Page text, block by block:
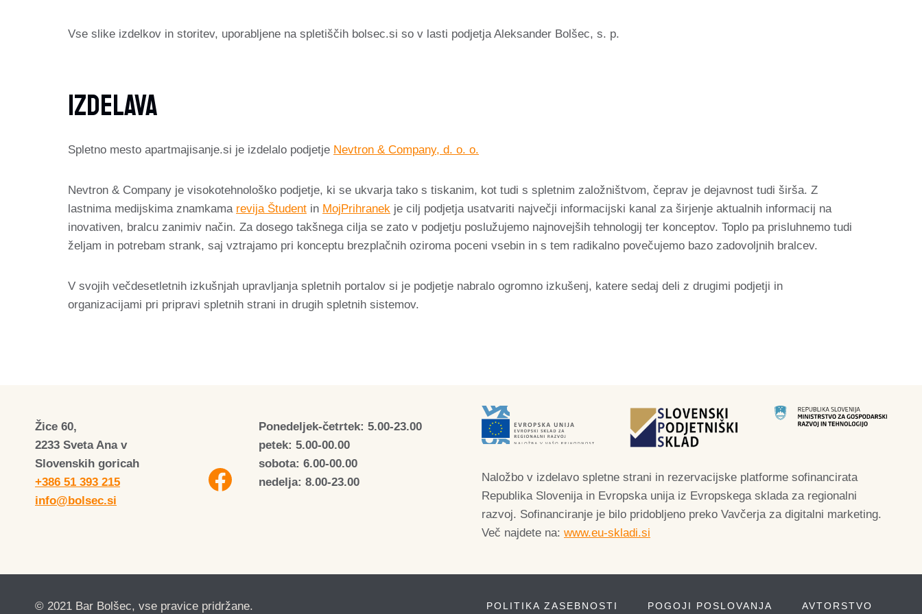
Vse slike izdelkov in storitev, uporabljene na spletiščih bolsec.si so v lasti podjetja Aleksander Bolšec, s. p.
Izdelava
Spletno mesto apartmajisanje.si je izdelalo podjetje Nevtron & Company, d. o. o.
Nevtron & Company je visokotehnološko podjetje, ki se ukvarja tako s tiskanim, kot tudi s spletnim založništvom, čeprav je dejavnost tudi širša. Z
lastnima medijskima znamkama revija Študent in MojPrihranek je cilj podjetja usatvariti največji informacijski kanal za širjenje aktualnih informacij na
inovativen, bralcu zanimiv način. Za dosego takšnega cilja se zato v podjetju poslužujemo najnovejših tehnologij ter konceptov. Toplo pa prisluhnemo tudi
željam in potrebam strank, saj vztrajamo pri konceptu brezplačnih oziroma poceni vsebin in s tem radikalno povečujemo bazo zadovoljnih bralcev.
V svojih večdesetletnih izkušnjah upravljanja spletnih portalov si je podjetje nabralo ogromno izkušenj, katere sedaj deli z drugimi podjetji in
organizacijami pri pripravi spletnih strani in drugih spletnih sistemov.
Žice 60,
2233 Sveta Ana v
Slovenskih goricah
+386 51 393 215
info@bolsec.si
Ponedeljek-četrtek: 5.00-23.00
petek: 5.00-00.00
sobota: 6.00-00.00
nedelja: 8.00-23.00
Naložbo v izdelavo spletne strani in rezervacijske platforme sofinancirata
Republika Slovenija in Evropska unija iz Evropskega sklada za regionalni
razvoj. Sofinanciranje je bilo pridobljeno preko Vavčerja za digitalni marketing.
Več najdete na: www.eu-skladi.si
© 2021 Bar Bolšec, vse pravice pridržane. POLITIKA ZASEBNOSTI POGOJI POSLOVANJA AVTORSTVO